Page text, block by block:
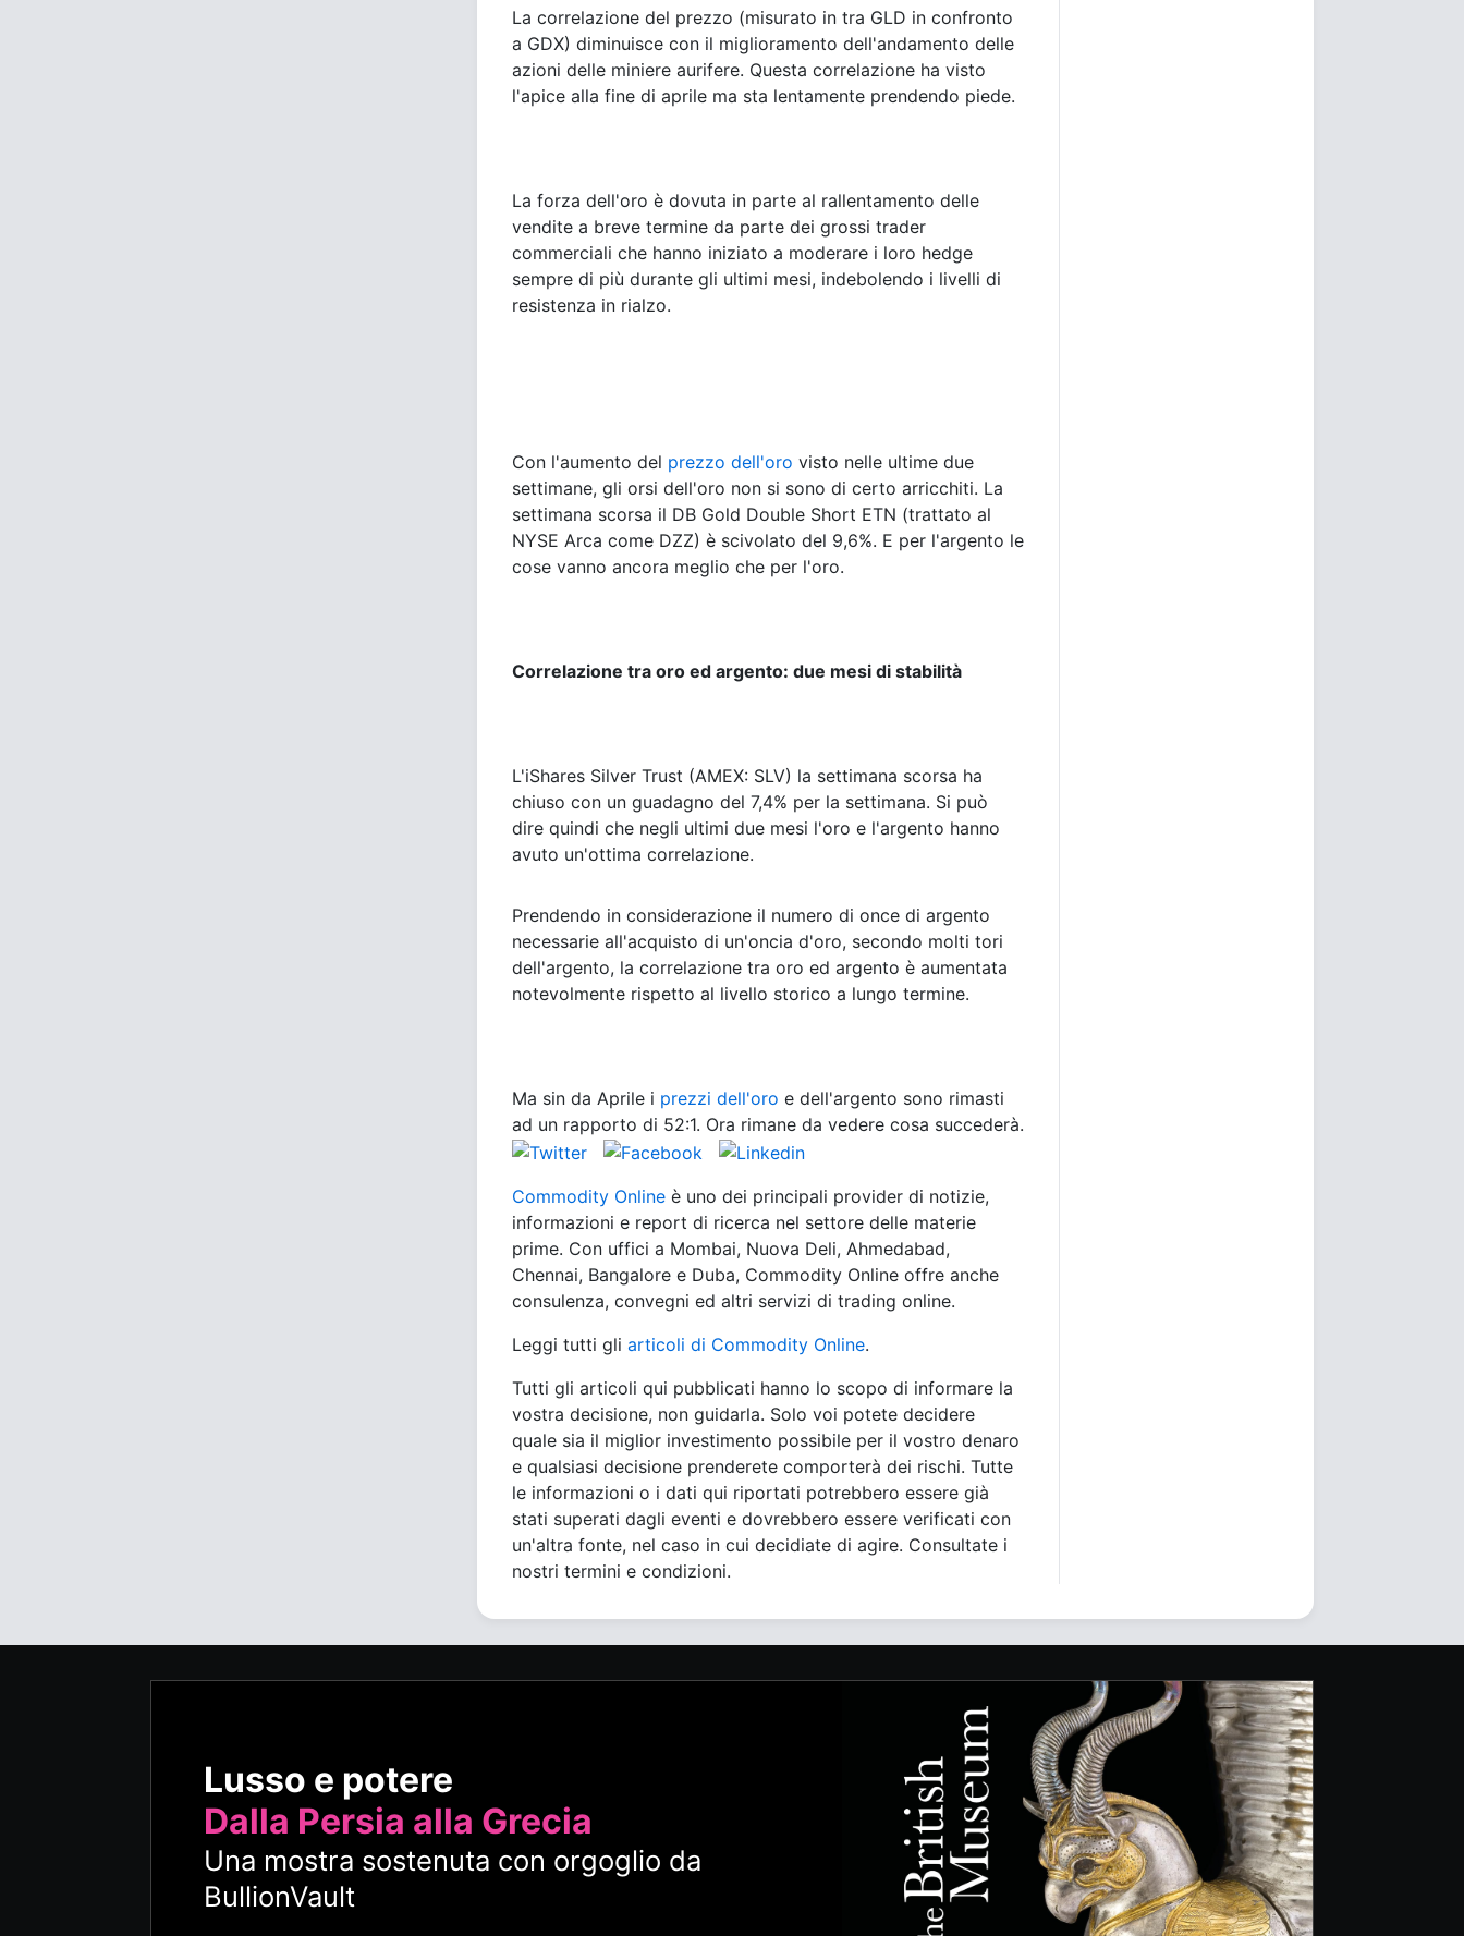
La correlazione del prezzo (misurato in tra GLD in confronto
a GDX) diminuisce con il miglioramento dell'andamento delle
azioni delle miniere aurifere. Questa correlazione ha visto
l'apice alla fine di aprile ma sta lentamente prendendo piede.
La forza dell'oro è dovuta in parte al rallentamento delle
vendite a breve termine da parte dei grossi trader
commerciali che hanno iniziato a moderare i loro hedge
sempre di più durante gli ultimi mesi, indebolendo i livelli di
resistenza in rialzo.
Con l'aumento del prezzo dell'oro visto nelle ultime due
settimane, gli orsi dell'oro non si sono di certo arricchiti. La
settimana scorsa il DB Gold Double Short ETN (trattato al
NYSE Arca come DZZ) è scivolato del 9,6%. E per l'argento le
cose vanno ancora meglio che per l'oro.
Correlazione tra oro ed argento: due mesi di stabilità
L'iShares Silver Trust (AMEX: SLV) la settimana scorsa ha
chiuso con un guadagno del 7,4% per la settimana. Si può
dire quindi che negli ultimi due mesi l'oro e l'argento hanno
avuto un'ottima correlazione.
Prendendo in considerazione il numero di once di argento
necessarie all'acquisto di un'oncia d'oro, secondo molti tori
dell'argento, la correlazione tra oro ed argento è aumentata
notevolmente rispetto al livello storico a lungo termine.
Ma sin da Aprile i prezzi dell'oro e dell'argento sono rimasti
ad un rapporto di 52:1. Ora rimane da vedere cosa succederà.
Commodity Online è uno dei principali provider di notizie,
informazioni e report di ricerca nel settore delle materie
prime. Con uffici a Mombai, Nuova Deli, Ahmedabad,
Chennai, Bangalore e Duba, Commodity Online offre anche
consulenza, convegni ed altri servizi di trading online.
Leggi tutti gli articoli di Commodity Online.
Tutti gli articoli qui pubblicati hanno lo scopo di informare la
vostra decisione, non guidarla. Solo voi potete decidere
quale sia il miglior investimento possibile per il vostro denaro
e qualsiasi decisione prenderete comporterà dei rischi. Tutte
le informazioni o i dati qui riportati potrebbero essere già
stati superati dagli eventi e dovrebbero essere verificati con
un'altra fonte, nel caso in cui decidiate di agire. Consultate i
nostri termini e condizioni.
Lusso e potere
Dalla Persia alla Grecia
Una mostra sostenuta con orgoglio da
BullionVault